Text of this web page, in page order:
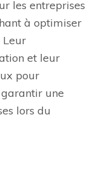
les entreprises
à optimiser
Leur
et leur
pour
une
lors du